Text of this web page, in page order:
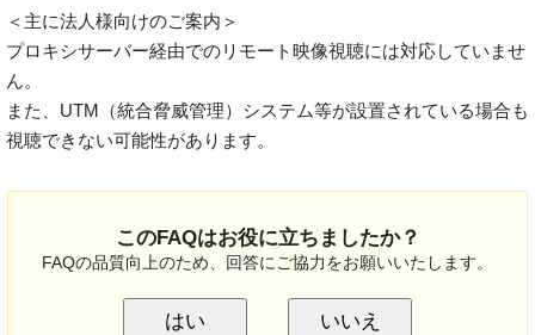
＜主に法人様向けのご案内＞
プロキシサーバー経由でのリモート映像視聴には対応していませ
ん。
また、UTM（統合脅威管理）システム等が設置されている場合も
視聴できない可能性があります。
このFAQはお役に立ちましたか？
FAQの品質向上のため、回答にご協力をお願いいたします。
はい いいえ